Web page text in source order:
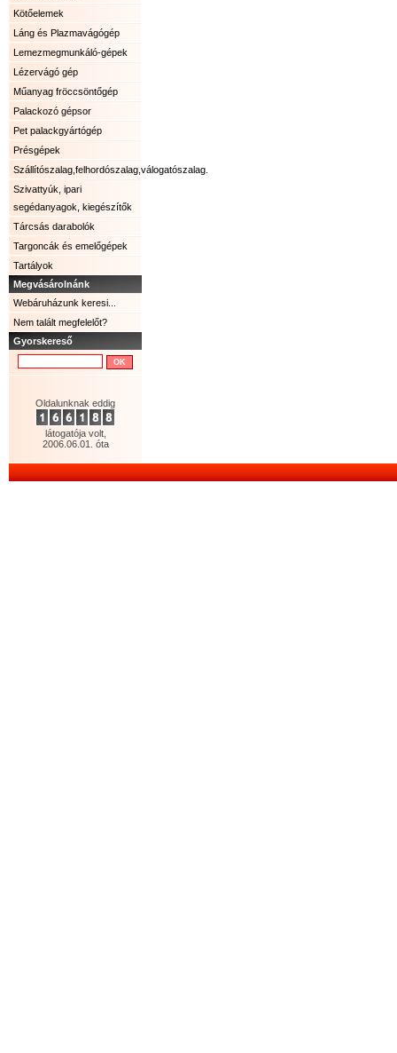
Kötőelemek
Láng és Plazmavágógép
Lemezmegmunkáló-gépek
Lézervágó gép
Műanyag fröccsöntőgép
Palackozó gépsor
Pet palackgyártógép
Présgépek
Szállítószalag,felhordószalag,válogatószalag.
Szivattyúk, ipari
segédanyagok, kiegészítők
Tárcsás darabolók
Targoncák és emelőgépek
Tartályok
Megvásárolnánk
Webáruházunk keresi...
Nem talált megfelelőt?
Gyorskereső
Oldalunknak eddig
látogatója volt,
2006.06.01. óta